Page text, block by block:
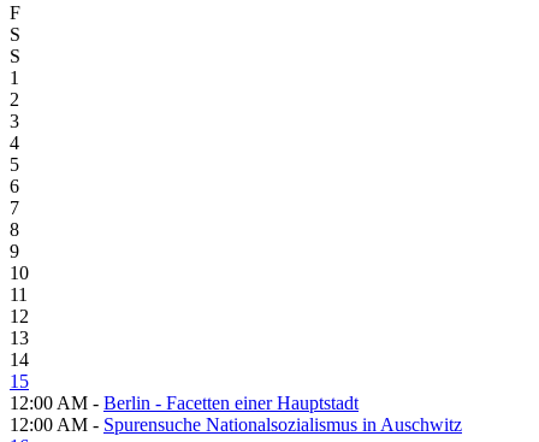
F
S
S
1
2
3
4
5
6
7
8
9
10
11
12
13
14
15
12:00 AM - Berlin - Facetten einer Hauptstadt
12:00 AM - Spurensuche Nationalsozialismus in Auschwitz